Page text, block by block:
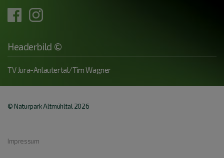
Headerbild ©
TV Jura-Anlautertal/Tim Wagner
© Naturpark Altmühltal 2026
Impressum